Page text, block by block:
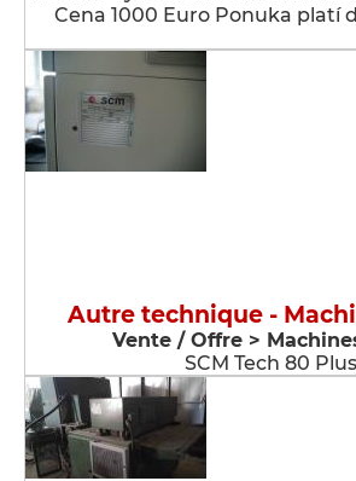
Cena 1000 Euro Ponuka platí
Autre technique -
Vente / Offre >
SCM Tech 80 Plus